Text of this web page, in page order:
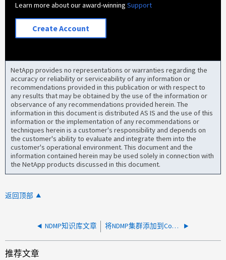
Learn more about our award-winningSupport
Create Account
NetApp provides no representations or warranties regarding the
accuracy or reliability or serviceability of any information or
recommendations provided in this publication or with respect to
any results that may be obtained by the use of the information or
observance of any recommendations provided herein. The
information in this document is distributed AS IS and the use of this
information or the implementation of any recommendations or
techniques herein is a customer's responsibility and depends on
the customer's ability to evaluate and integrate them into the
customer's operational environment. This document and the
information contained herein may be used solely in connection with
the NetApp products discussed in this document.
返回顶部
NDMP知识库文章 将NDMP集群添加到Commvault失败、并显示身份验证错误
推荐文章